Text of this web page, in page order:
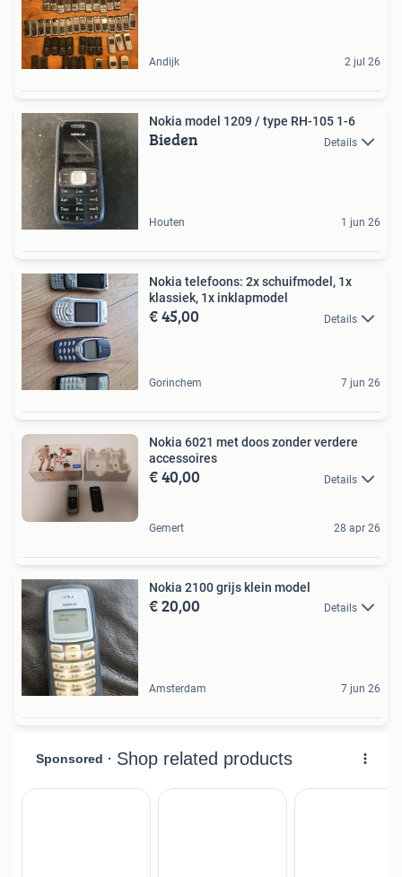
Andijk 2 jul 26
Nokia model 1209 / type RH-105 1-6
Bieden Details
Houten 1 jun 26
Nokia telefoons: 2x schuifmodel, 1x
klassiek, 1x inklapmodel
€ 45,00 Details
Gorinchem 7 jun 26
Nokia 6021 met doos zonder verdere
accessoires
€ 40,00 Details
Gemert 28 apr 26
Nokia 2100 grijs klein model
€ 20,00 Details
Amsterdam 7 jun 26